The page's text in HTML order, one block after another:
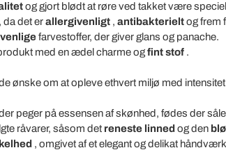
og gjort blødt at røre ved takket være
da det erallergivenligt, antibakterieltog frem
farvestoffer, der giver glans og panache.
med en ædel charme ogfint stof.
ønske om at opleve ethvert miljø med
peger på essensen af skønhed, fødes der
råvarer, såsom det reneste linned og den
, omgivet af et elegant og delikat